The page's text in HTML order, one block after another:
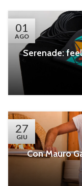
01
AGO
Serenade:
27
GIU
Con Mauro